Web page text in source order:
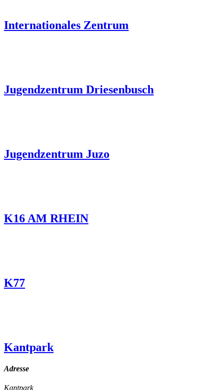
Internationales Zentrum
Jugendzentrum Driesenbusch
Jugendzentrum Juzo
K16 AM RHEIN
K77
Kantpark
Adresse
Kantpark